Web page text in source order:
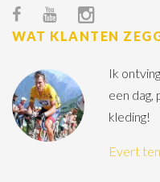
WAT KLANTEN
Ik
een dag,
kleding!
Evert